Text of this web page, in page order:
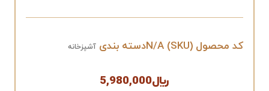
کد محصول (SKU) N/Aدسته بندی آشپزخانه
﷼5,980,000